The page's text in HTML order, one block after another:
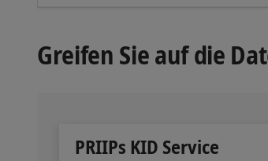
Greifen Sie auf die
PRIIPs KID Service